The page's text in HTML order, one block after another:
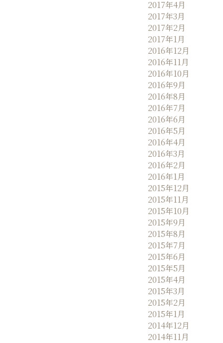
2017年4月
2017年3月
2017年2月
2017年1月
2016年12月
2016年11月
2016年10月
2016年9月
2016年8月
2016年7月
2016年6月
2016年5月
2016年4月
2016年3月
2016年2月
2016年1月
2015年12月
2015年11月
2015年10月
2015年9月
2015年8月
2015年7月
2015年6月
2015年5月
2015年4月
2015年3月
2015年2月
2015年1月
2014年12月
2014年11月